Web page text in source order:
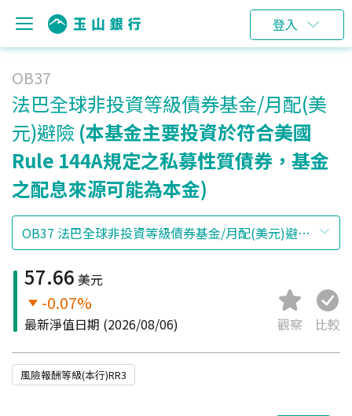
登入
OB37
法巴全球非投資等級債券基金/月配(美
元)避險 (本基金主要投資於符合美國
Rule 144A規定之私募性質債券，基金
之配息來源可能為本金)
57.66 美元
-0.07%
最新淨值日期 (2026/08/06) 觀察 比較
風險報酬等級(本行)RR3